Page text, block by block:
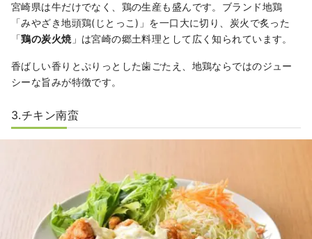
宮崎県は牛だけでなく、鶏の生産も盛んです。ブランド地鶏
「みやざき地頭鶏(じとっこ)」を一口大に切り、炭火で炙った
「鶏の炭火焼 」は宮崎の郷土料理として広く知られています。
香ばしい香りとぷりっとした歯ごたえ、地鶏ならではのジュー
シーな旨みが特徴です。
3.チキン南蛮